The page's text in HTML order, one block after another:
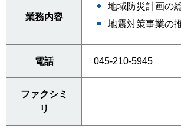
業務内容
地域防災計画の
地震対策事業の
電話 045-210-5945
ファクシミ
リ